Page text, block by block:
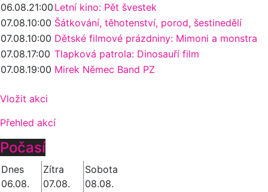
06.08.21:00 Letní kino: Pět švestek
07.08.10:00 Šátkování, těhotenství, porod, šestinedělí
07.08.10:00 Dětské filmové prázdniny: Mimoni a monstra
07.08.17:00 Tlapková patrola: Dinosauří film
07.08.19:00 Mirek Němec Band PZ
Vložit akci
Přehled akcí
Počasí
Dnes
06.08.
Zítra
07.08.
Sobota
08.08.